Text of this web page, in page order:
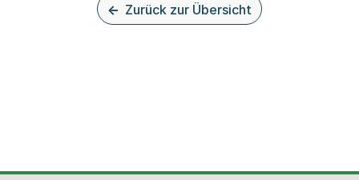
Zurück zur Übersicht